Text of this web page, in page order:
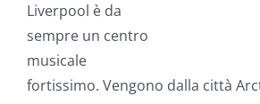
Liverpool è da
sempre un centro
musicale
fortissimo. Vengono dalla città